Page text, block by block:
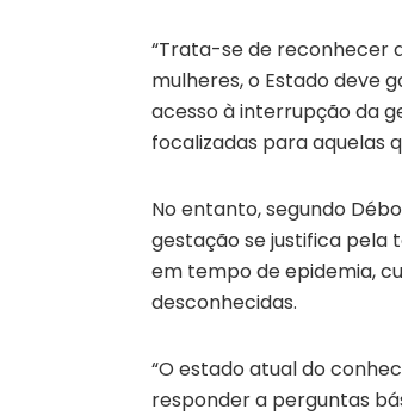
“Trata-se de reconhecer
mulheres, o Estado deve
acesso à interrupção da
focalizadas para aquelas
No entanto, segundo
gestação se justifica pela
em tempo de epidemia,
desconhecidas.
“O estado atual do
responder a perguntas